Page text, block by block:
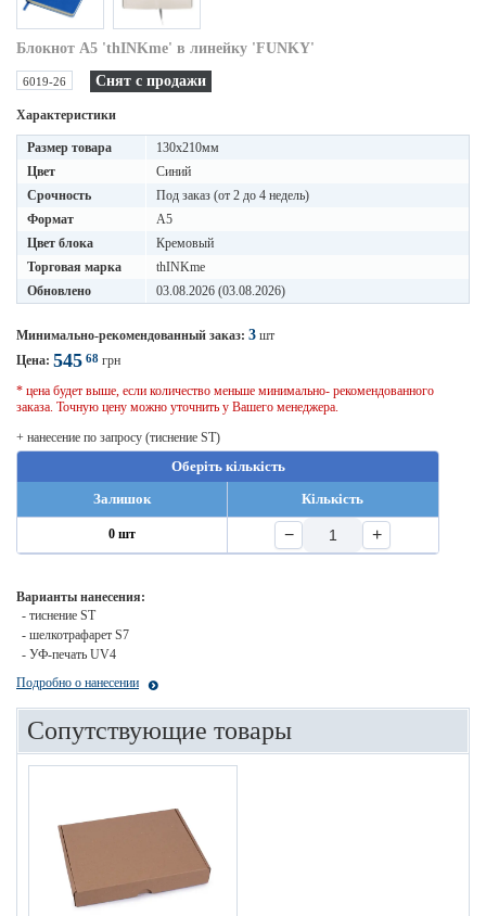
Блокнот A5 'thINKme' в линейку 'FUNKY'
6019-26 Снят с продажи
Характеристики
Размер товара
130х210мм
Цвет
Синий
Срочность
Под заказ (от 2 до 4 недель)
Формат
A5
Цвет блока
Кремовый
Торговая марка
thINKme
Обновлено
03.08.2026 (03.08.2026)
Минимально-рекомендованный заказ: 3 шт
Цена: 545 68 грн
* цена будет выше, если количество меньше минимально- рекомендованного
заказа. Точную цену можно уточнить у Вашего менеджера.
+ нанесение по запросу (тиснение ST)
Оберіть кількість
Залишок
Кількість
0 шт − +
Варианты нанесения:
- тиснение ST
- шелкотрафарет S7
- УФ-печать UV4
Подробно о нанесении
Сопутствующие товары